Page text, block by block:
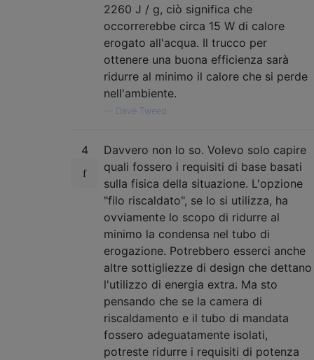
2260 J / g, ciò significa che
occorrerebbe circa 15 W di calore
erogato all'acqua. Il trucco per
ottenere una buona efficienza sarà
ridurre al minimo il calore che si perde
nell'ambiente.
Dave Tweed
4
Davvero non lo so. Volevo solo capire
quali fossero i requisiti di base basati
sulla fisica della situazione. L'opzione
"filo riscaldato", se lo si utilizza, ha
ovviamente lo scopo di ridurre al
minimo la condensa nel tubo di
erogazione. Potrebbero esserci anche
altre sottigliezze di design che dettano
l'utilizzo di energia extra. Ma sto
pensando che se la camera di
riscaldamento e il tubo di mandata
fossero adeguatamente isolati,
potreste ridurre i requisiti di potenza